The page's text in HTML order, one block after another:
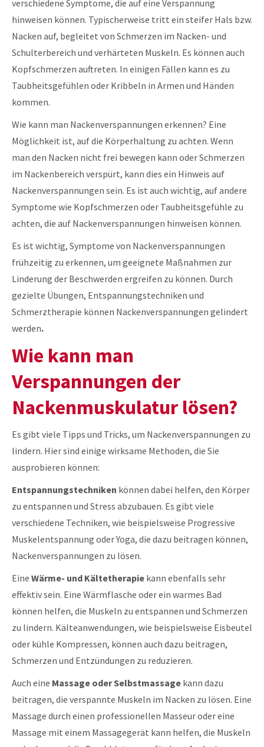
verschiedene Symptome, die auf eine Verspannung
hinweisen können. Typischerweise tritt ein steifer Hals bzw.
Nacken auf, begleitet von Schmerzen im Nacken- und
Schulterbereich und verhärteten Muskeln. Es können auch
Kopfschmerzen auftreten. In einigen Fällen kann es zu
Taubheitsgefühlen oder Kribbeln in Armen und Händen
kommen.
Wie kann man Nackenverspannungen erkennen? Eine
Möglichkeit ist, auf die Körperhaltung zu achten. Wenn
man den Nacken nicht frei bewegen kann oder Schmerzen
im Nackenbereich verspürt, kann dies ein Hinweis auf
Nackenverspannungen sein. Es ist auch wichtig, auf andere
Symptome wie Kopfschmerzen oder Taubheitsgefühle zu
achten, die auf Nackenverspannungen hinweisen können.
Es ist wichtig, Symptome von Nackenverspannungen
frühzeitig zu erkennen, um geeignete Maßnahmen zur
Linderung der Beschwerden ergreifen zu können. Durch
gezielte Übungen, Entspannungstechniken und
Schmerztherapie können Nackenverspannungen gelindert
werden.
Wie kann man
Verspannungen der
Nackenmuskulatur lösen?
Es gibt viele Tipps und Tricks, um Nackenverspannungen zu
lindern. Hier sind einige wirksame Methoden, die Sie
ausprobieren können:
Entspannungstechniken können dabei helfen, den Körper
zu entspannen und Stress abzubauen. Es gibt viele
verschiedene Techniken, wie beispielsweise Progressive
Muskelentspannung oder Yoga, die dazu beitragen können,
Nackenverspannungen zu lösen.
Eine Wärme- und Kältetherapie kann ebenfalls sehr
effektiv sein. Eine Wärmflasche oder ein warmes Bad
können helfen, die Muskeln zu entspannen und Schmerzen
zu lindern. Kälteanwendungen, wie beispielsweise Eisbeutel
oder kühle Kompressen, können auch dazu beitragen,
Schmerzen und Entzündungen zu reduzieren.
Auch eine Massage oder Selbstmassage kann dazu
beitragen, die verspannte Muskeln im Nacken zu lösen. Eine
Massage durch einen professionellen Masseur oder eine
Massage mit einem Massagegerät kann helfen, die Muskeln